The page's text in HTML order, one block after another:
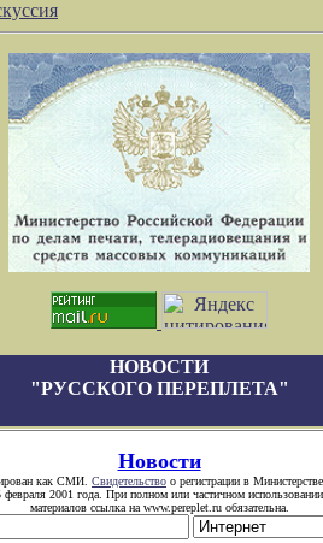
НОВОСТИ
"РУССКОГО ПЕРЕПЛЕТА"
Новости
как СМИ. Свидетельство о регистрации в
февраля 2001 года. При полном или частичном использовании
материалов ссылка на www.pereplet.ru обязательна.